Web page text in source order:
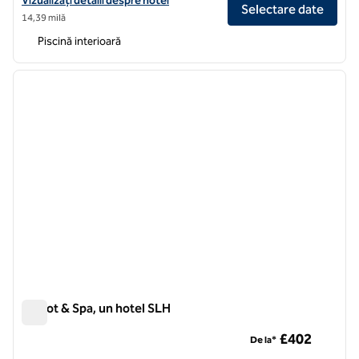
14,39 milă
Selectare date
Piscină interioară
1 din 5
Calcot & Spa, un hotel SLH
De la* £402